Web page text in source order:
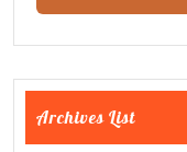
Archives List